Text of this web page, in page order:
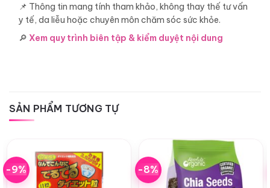
📌 Thông tin mang tính tham khảo, không thay thế tư vấn
y tế, da liễu hoặc chuyên môn chăm sóc sức khỏe.
🔎 Xem quy trình biên tập & kiểm duyệt nội dung
SẢN PHẨM TƯƠNG TỰ
-9% -8%